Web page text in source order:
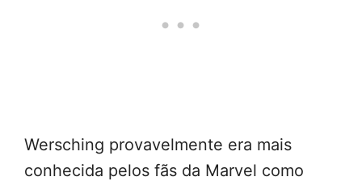
Wersching provavelmente era mais
conhecida pelos fãs da Marvel como